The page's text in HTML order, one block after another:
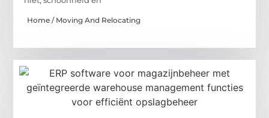
Home / Moving And Relocating